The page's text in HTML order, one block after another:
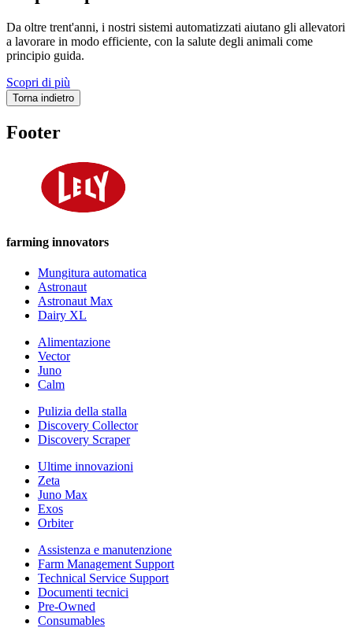
Da oltre trent'anni, i nostri sistemi automatizzati aiutano gli allevatori
a lavorare in modo efficiente, con la salute degli animali come
principio guida.
Scopri di più
Torna indietro
Footer
farming innovators
Mungitura automatica
Astronaut
Astronaut Max
Dairy XL
Alimentazione
Vector
Juno
Calm
Pulizia della stalla
Discovery Collector
Discovery Scraper
Ultime innovazioni
Zeta
Juno Max
Exos
Orbiter
Assistenza e manutenzione
Farm Management Support
Technical Service Support
Documenti tecnici
Pre-Owned
Consumables